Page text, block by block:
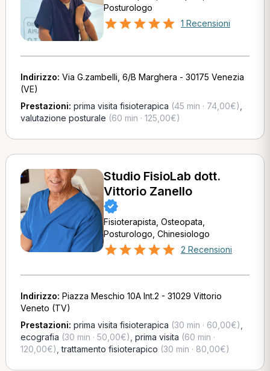
Posturologo
1 Recensioni
Indirizzo: Via G.zambelli, 6/B Marghera - 30175 Venezia
(VE)
Prestazioni: prima visita fisioterapica (45 min · 74,00€)
valutazione posturale (60 min · 125,00€)
Studio FisioLab dott.
Vittorio Zanello
Fisioterapista, Osteopata,
Posturologo, Chinesiologo
2 Recensioni
Indirizzo: Piazza Meschio 10A Int.2 - 31029 Vittorio
Veneto (TV)
Prestazioni: prima visita fisioterapica (30 min · 60,00€)
ecografia (30 min · 50,00€) prima visita (60 min ·
120,00€) ,trattamento fisioterapico (30 min · 80,00€)